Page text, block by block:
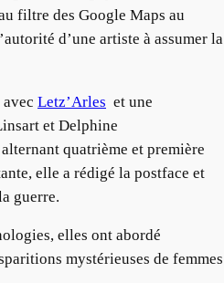
filtre des Google Maps au
d’une artiste à assumer la
Letz’Arles et une
et Delphine
quatrième et première
elle a rédigé la postface et
guerre.
elles ont abordé
mystérieuses de femmes